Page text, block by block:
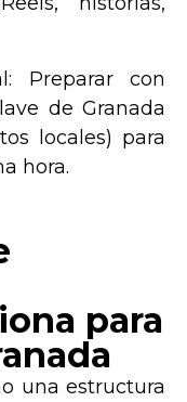
Preparar con
de Granada
locales) para
hora.
para
una estructura